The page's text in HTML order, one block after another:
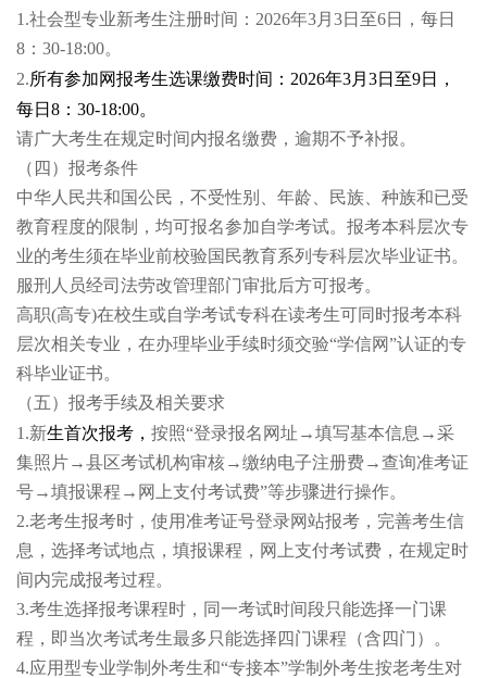
1.社会型专业新考生注册时间：2026年3月3日至6日，每日
8：30-18:00。
2.所有参加网报考生选课缴费时间：2026年3月3日至9日，
每日8：30-18:00。
请广大考生在规定时间内报名缴费，逾期不予补报。
（四）报考条件
中华人民共和国公民，不受性别、年龄、民族、种族和已受
教育程度的限制，均可报名参加自学考试。报考本科层次专
业的考生须在毕业前校验国民教育系列专科层次毕业证书。
服刑人员经司法劳改管理部门审批后方可报考。
高职(高专)在校生或自学考试专科在读考生可同时报考本科
层次相关专业，在办理毕业手续时须交验“学信网”认证的专
科毕业证书。
（五）报考手续及相关要求
1.新生首次报考， 按照“登录报名网址→填写基本信息→采
集照片→县区考试机构审核→缴纳电子注册费→查询准考证
号→填报课程→网上支付考试费”等步骤进行操作。
2.老考生报考时，使用准考证号登录网站报考，完善考生信
息，选择考试地点，填报课程， 网上支付考试费 ，在规定时
间内完成报考过程。
3.考生选择报考课程时，同一考试时间段只能选择一门课
程，即当次考试考生最多只能选择四门课程（含四门）。
4.应用型专业学制外考生和“专接本”学制外考生按老考生对